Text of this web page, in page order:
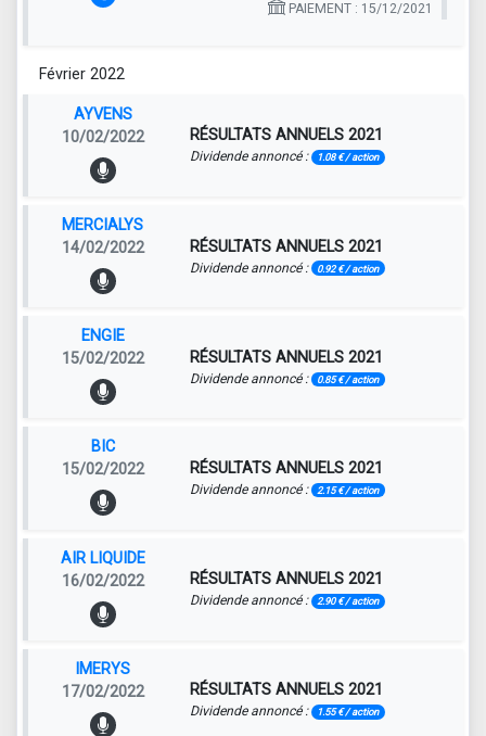
PAIEMENT : 15/12/2021
Février 2022
AYVENS
10/02/2022
RÉSULTATS ANNUELS 2021
Dividende annoncé : 1.08 € / action
MERCIALYS
14/02/2022
RÉSULTATS ANNUELS 2021
Dividende annoncé : 0.92 € / action
ENGIE
15/02/2022
RÉSULTATS ANNUELS 2021
Dividende annoncé : 0.85 € / action
BIC
15/02/2022
RÉSULTATS ANNUELS 2021
Dividende annoncé : 2.15 € / action
AIR LIQUIDE
16/02/2022
RÉSULTATS ANNUELS 2021
Dividende annoncé : 2.90 € / action
IMERYS
17/02/2022
RÉSULTATS ANNUELS 2021
Dividende annoncé : 1.55 € / action